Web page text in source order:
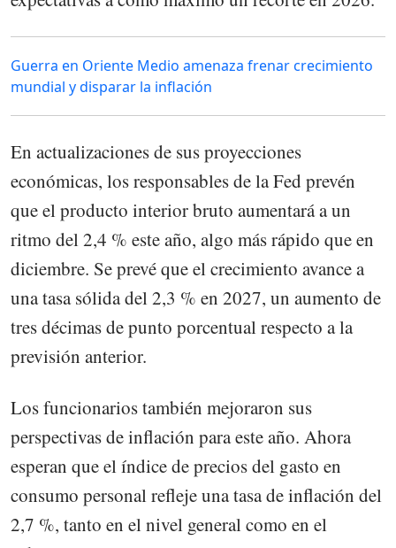
Guerra en Oriente Medio amenaza frenar crecimiento
mundial y disparar la inflación
En actualizaciones de sus proyecciones
económicas, los responsables de la Fed prevén
que el producto interior bruto aumentará a un
ritmo del 2,4 % este año, algo más rápido que en
diciembre. Se prevé que el crecimiento avance a
una tasa sólida del 2,3 % en 2027, un aumento de
tres décimas de punto porcentual respecto a la
previsión anterior.
Los funcionarios también mejoraron sus
perspectivas de inflación para este año. Ahora
esperan que el índice de precios del gasto en
consumo personal refleje una tasa de inflación del
2,7 %, tanto en el nivel general como en el